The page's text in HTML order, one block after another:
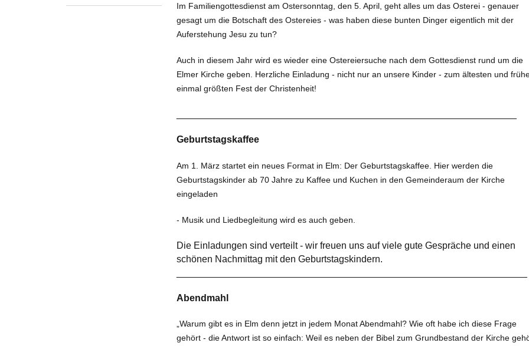
Im Familiengottesdienst am Oster­sonntag, den 5. April, geht alles um das Osterei - genauer
gesagt um die Botschaft des Ostereies - was haben diese bunten Dinger eigentlich mit der
Auferstehung Jesu zu tun?
Auch in diesem Jahr wird es wieder eine Ostereiersuche nach dem Gottes­dienst rund um die
Elmer Kirche ge­ben. Herzliche Einladung - nicht nur an unsere Kinder - zum ältesten und
einmal größten Fest der Chris­tenheit!
Geburtstagskaffee
Am 1. März startet ein neues Format in Elm: Der Geburtstagskaffee. Hier werden die
Geburtstagskinder ab 70 Jahre zu Kaffee und Kuchen in den Gemeinderaum der Kirche
eingeladen
- Musik und Liedbegleitung wird es auch geben.
Die Einladun­gen sind ver­teilt - wir freu­en uns auf vie­le gute Gesprä­che und einen
schönen Nach­mittag mit den Geburtstags­kindern.
Abendmahl
„Warum gibt es in Elm denn jetzt in jedem Monat Abendmahl? Wie oft habe ich diese Frage
gehört - die Ant­wort ist so einfach: Weil es neben der Bibel zum Grundbestand der Kirche